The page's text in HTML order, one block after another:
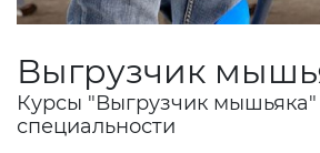
Выгрузчик
Курсы "Выгрузчик мышьяка"
специальности